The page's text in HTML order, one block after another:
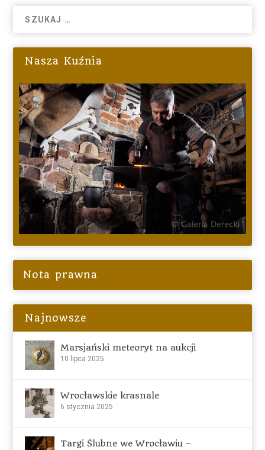
Nasza Kuźnia
Nota prawna
Najnowsze
Marsjański meteoryt na aukcji
10 lipca 2025
Wrocławskie krasnale
6 stycznia 2025
Targi Ślubne we Wrocławiu –